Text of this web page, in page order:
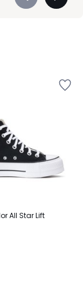
Ce n’est pas un
et praticité.
All Star Lift